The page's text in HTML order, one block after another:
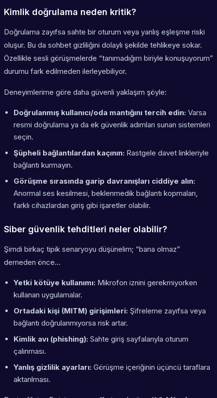
Kimlik doğrulama neden kritik?
Doğrulama zayıfsa sahte bir oturum veya yanlış eşleşme riski
oluşur. Bu da sohbet gizliliğini dolaylı şekilde tehlikeye sokar.
Özellikle sesli görüşmelerde “tanımadığım biriyle konuşuyorum”
durumu fark edilmeden ilerleyebiliyor.
Deneyimlerime göre daha güvenli yaklaşım şöyle:
Doğrulanmış kullanıcı/oda mantığını tercih edin: Varsa
resmi doğrulama ya da ek güvenlik adımları sunan sistemleri
seçin.
Şüpheli bağlantılardan kaçının: Rastgele davet linkleriyle
bağlantı kurmayın.
Görüşme sırasında garip davranışları ciddiye alın:
Anormal ses kesilmesi, beklenmedik bağlantı kopmaları,
farklı cihazlardan giriş gibi işaretler olabilir.
Siber güvenlik tehditleri neler olabilir?
Şimdi birkaç tipik senaryoyu düşünelim; “bana olmaz”
demeden önce…
Yetki kötüye kullanımı: Mikrofon iznini gerekmiyorken
kullanan uygulamalar.
Ortadaki kişi (MITM) girişimleri: Şifreleme zayıfsa veya
bağlantı doğrulanmıyorsa risk artar.
Kimlik avı (phishing): Sahte giriş sayfalarıyla oturum
çalınması.
Yanlış gizlilik ayarları: Görüşme içeriğinin üçüncü taraflara
aktarılması.